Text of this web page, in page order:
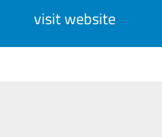
visit website